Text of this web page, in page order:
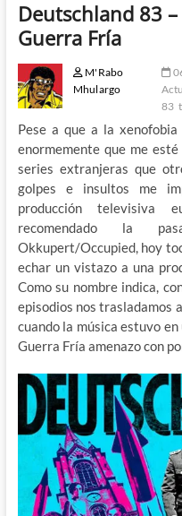
Deutschland 83
Guerra Fría
M'Rabo
Mhulargo
83
Pese a que a la
enormemente que me
series extranjeras que
golpes e insultos me
producción televisiva
recomendado la
Okkupert/Occupied, hoy
echar un vistazo a una
Como su nombre indica,
episodios nos trasladamos
cuando la música estuvo
Guerra Fría amenazo con